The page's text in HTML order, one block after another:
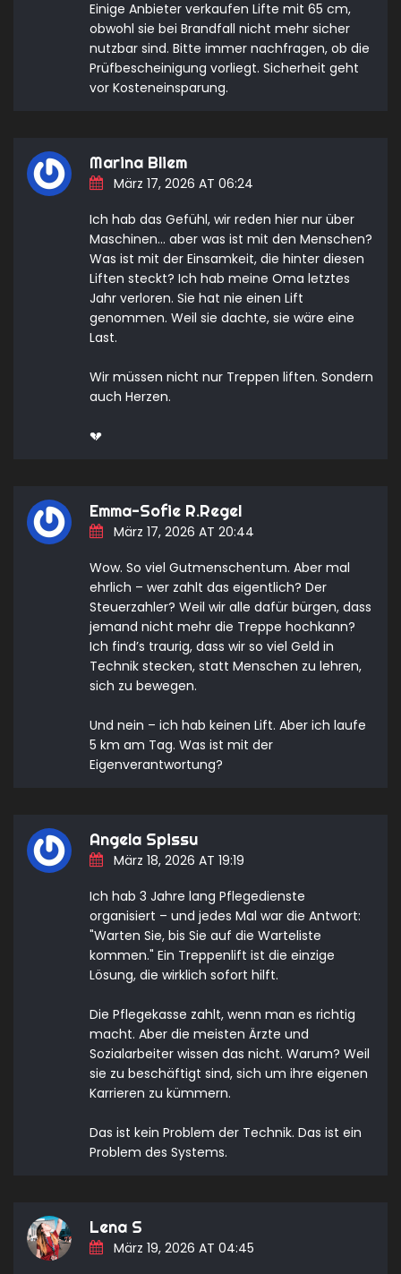
Einige Anbieter verkaufen Lifte mit 65 cm,
obwohl sie bei Brandfall nicht mehr sicher
nutzbar sind. Bitte immer nachfragen, ob die
Prüfbescheinigung vorliegt. Sicherheit geht
vor Kosteneinsparung.
Marina Bliem
März 17, 2026 AT 06:24
Ich hab das Gefühl, wir reden hier nur über
Maschinen… aber was ist mit den Menschen?
Was ist mit der Einsamkeit, die hinter diesen
Liften steckt? Ich hab meine Oma letztes
Jahr verloren. Sie hat nie einen Lift
genommen. Weil sie dachte, sie wäre eine
Last.
Wir müssen nicht nur Treppen liften. Sondern
auch Herzen.
💔
Emma-Sofie R.Regel
März 17, 2026 AT 20:44
Wow. So viel Gutmenschentum. Aber mal
ehrlich – wer zahlt das eigentlich? Der
Steuerzahler? Weil wir alle dafür bürgen, dass
jemand nicht mehr die Treppe hochkann?
Ich find’s traurig, dass wir so viel Geld in
Technik stecken, statt Menschen zu lehren,
sich zu bewegen.
Und nein – ich hab keinen Lift. Aber ich laufe
5 km am Tag. Was ist mit der
Eigenverantwortung?
Angela Spissu
März 18, 2026 AT 19:19
Ich hab 3 Jahre lang Pflegedienste
organisiert – und jedes Mal war die Antwort:
"Warten Sie, bis Sie auf die Warteliste
kommen." Ein Treppenlift ist die einzige
Lösung, die wirklich sofort hilft.
Die Pflegekasse zahlt, wenn man es richtig
macht. Aber die meisten Ärzte und
Sozialarbeiter wissen das nicht. Warum? Weil
sie zu beschäftigt sind, sich um ihre eigenen
Karrieren zu kümmern.
Das ist kein Problem der Technik. Das ist ein
Problem des Systems.
Lena S
März 19, 2026 AT 04:45